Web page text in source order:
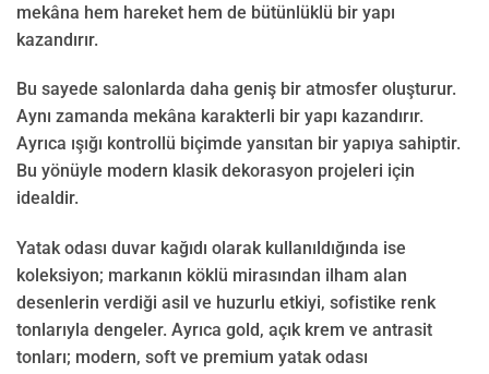
mekâna hem hareket hem de bütünlüklü bir yapı
kazandırır.
Bu sayede salonlarda daha geniş bir atmosfer oluşturur.
Aynı zamanda mekâna karakterli bir yapı kazandırır.
Ayrıca ışığı kontrollü biçimde yansıtan bir yapıya sahiptir.
Bu yönüyle modern klasik dekorasyon projeleri için
idealdir.
Yatak odası duvar kağıdı olarak kullanıldığında ise
koleksiyon; markanın köklü mirasından ilham alan
desenlerin verdiği asil ve huzurlu etkiyi, sofistike renk
tonlarıyla dengeler. Ayrıca gold, açık krem ve antrasit
tonları; modern, soft ve premium yatak odası